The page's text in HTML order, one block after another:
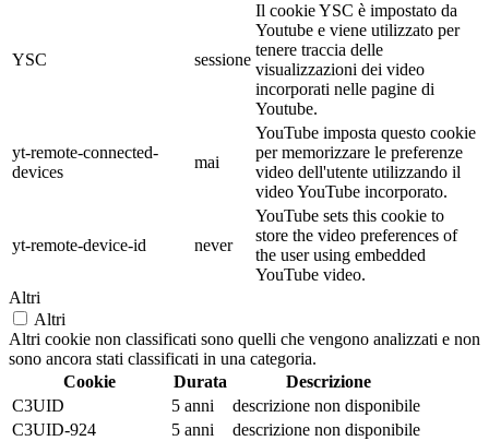
YSC sessione
Il cookie YSC è impostato da
Youtube e viene utilizzato per
tenere traccia delle
visualizzazioni dei video
incorporati nelle pagine di
Youtube.
yt-remote-connected-
devices
mai
YouTube imposta questo cookie
per memorizzare le preferenze
video dell'utente utilizzando il
video YouTube incorporato.
yt-remote-device-id never
YouTube sets this cookie to
store the video preferences of
the user using embedded
YouTube video.
Altri
Altri
Altri cookie non classificati sono quelli che vengono analizzati e non
sono ancora stati classificati in una categoria.
Cookie
Durata
Descrizione
C3UID
5 anni
descrizione non disponibile
C3UID-924
5 anni
descrizione non disponibile